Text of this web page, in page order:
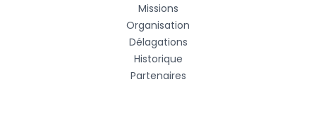
Missions
Organisation
Délagations
Historique
Partenaires